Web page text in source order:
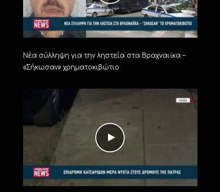
Νέα σύλληψη για την ληστεία στα Βραχναιϊκα –
«Σήκωσαν» χρηματοκιβώτιο